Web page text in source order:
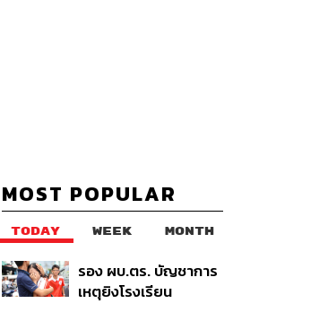
MOST POPULAR
TODAY WEEK MONTH
รอง ผบ.ตร. บัญชาการ
เหตุยิงโรงเรียน